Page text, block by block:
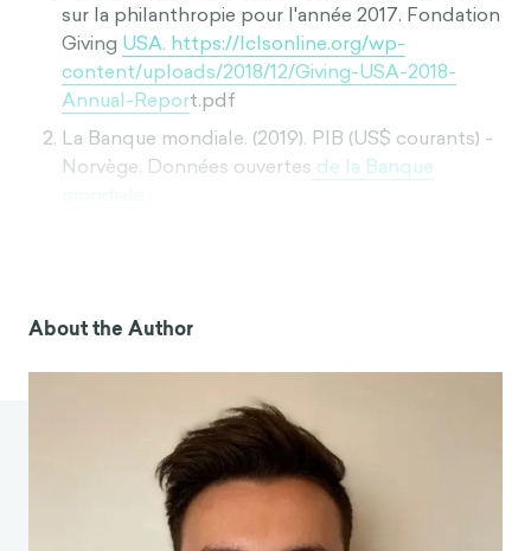
sur la philanthropie pour l'année 2017. Fondation
Giving USA. https://lclsonline.org/wp-
content/uploads/2018/12/Giving-USA-2018-
Annual-Report.pdf
La Banque mondiale. (2019). PIB (US$ courants) -
Norvège. Données ouvertes de la Banque
mondiale.
Global 500 2020.
février). Immunisation mondiale : Incidence des
maladies dans le monde.
https://www.chop.edu/centers-
programs/vaccine-education-center/global-
immunization/diseases-and-vaccine
About the Author